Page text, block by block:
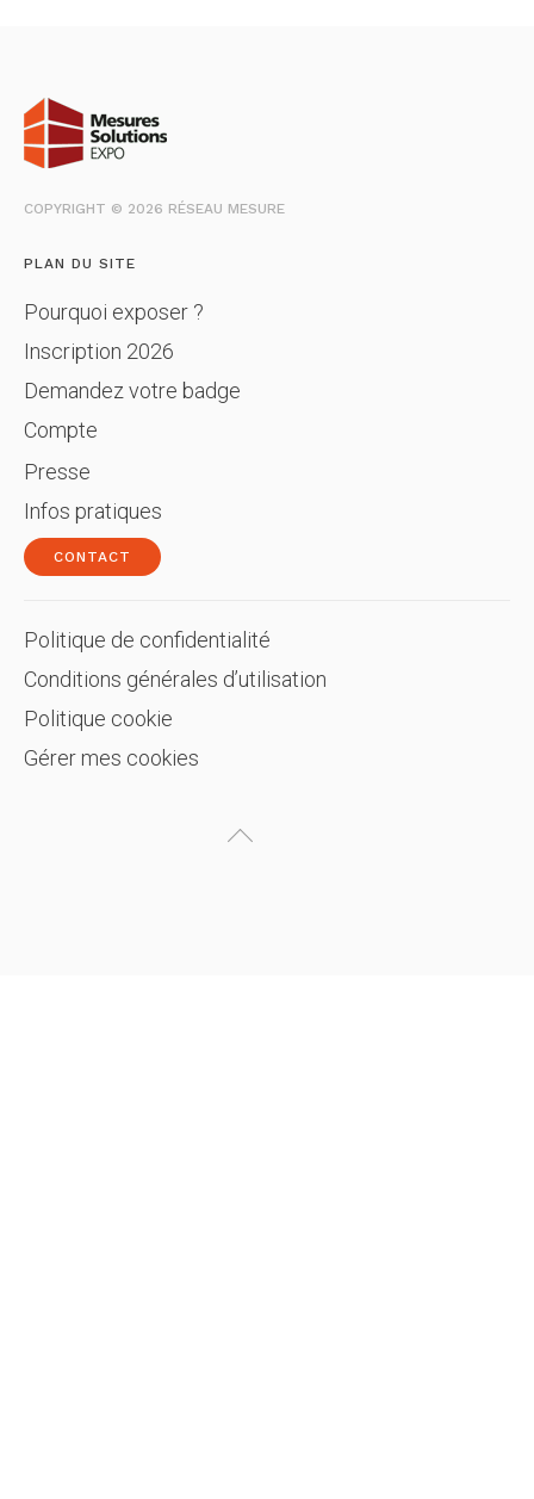
COPYRIGHT © 2026 RÉSEAU MESURE
PLAN DU SITE
Pourquoi exposer ?
Inscription 2026
Demandez votre badge
Compte
Presse
Infos pratiques
CONTACT
Politique de confidentialité
Conditions générales d’utilisation
Politique cookie
Gérer mes cookies